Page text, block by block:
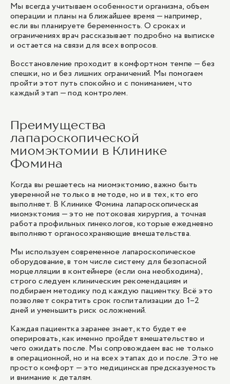
Мы всегда учитываем особенности организма, объем
операции и планы на ближайшее время — например,
если вы планируете беременность. О сроках и
ограничениях врач рассказывает подробно на выписке
и остается на связи для всех вопросов.
Восстановление проходит в комфортном темпе — без
спешки, но и без лишних ограничений. Мы помогаем
пройти этот путь спокойно и с пониманием, что
каждый этап — под контролем.
Преимущества
лапароскопической
миомэктомии в Клинике
Фомина
Когда вы решаетесь на миомэктомию, важно быть
уверенной не только в методе, но и в тех, кто его
выполняет. В Клинике Фомина лапароскопическая
миомэктомия — это не потоковая хирургия, а точная
работапрофильных гинекологов, которые ежедневно
выполняют органосохраняющие вмешательства.
Мы используем современное лапароскопическое
оборудование, в том числе систему для безопасной
морцелляции в контейнере (если она необходима),
строго следуем клиническим рекомендациям и
подбираем методику под каждую пациентку. Всё это
позволяет сократить срок госпитализации до 1–2
дней и уменьшить риск осложнений.
Каждая пациентка заранее знает, кто будет ее
оперировать, как именно пройдет вмешательство и
чего ожидать после. Мы сопровождаем вас не только
в операционной, но и на всех этапах до и после. Это не
просто комфорт — это медицинская предсказуемость
и внимание к деталям.